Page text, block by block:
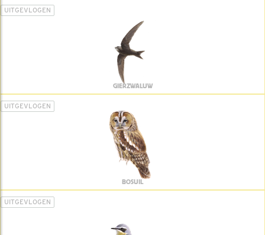
UITGEVLOGEN
GIERZWALUW
UITGEVLOGEN
BOSUIL
UITGEVLOGEN